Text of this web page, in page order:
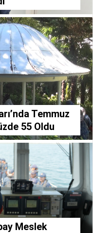
WhatsApp İhbar
Hattı
Facebook
Instagram
Youtube
Temmuz
55 Oldu
Meslek